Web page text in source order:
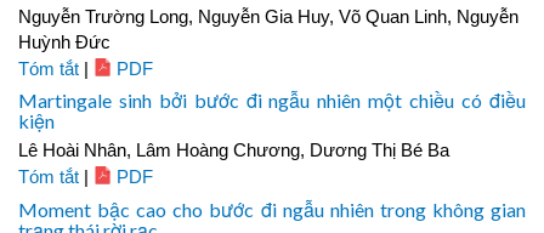
Nguyễn Trường Long, Nguyễn Gia Huy, Võ Quan Linh, Nguyễn
Huỳnh Đức
Tóm tắt | PDF
Martingale sinh bởi bước đi ngẫu nhiên một chiều có điều
kiện
Lê Hoài Nhân, Lâm Hoàng Chương, Dương Thị Bé Ba
Tóm tắt | PDF
Moment bậc cao cho bước đi ngẫu nhiên trong không gian